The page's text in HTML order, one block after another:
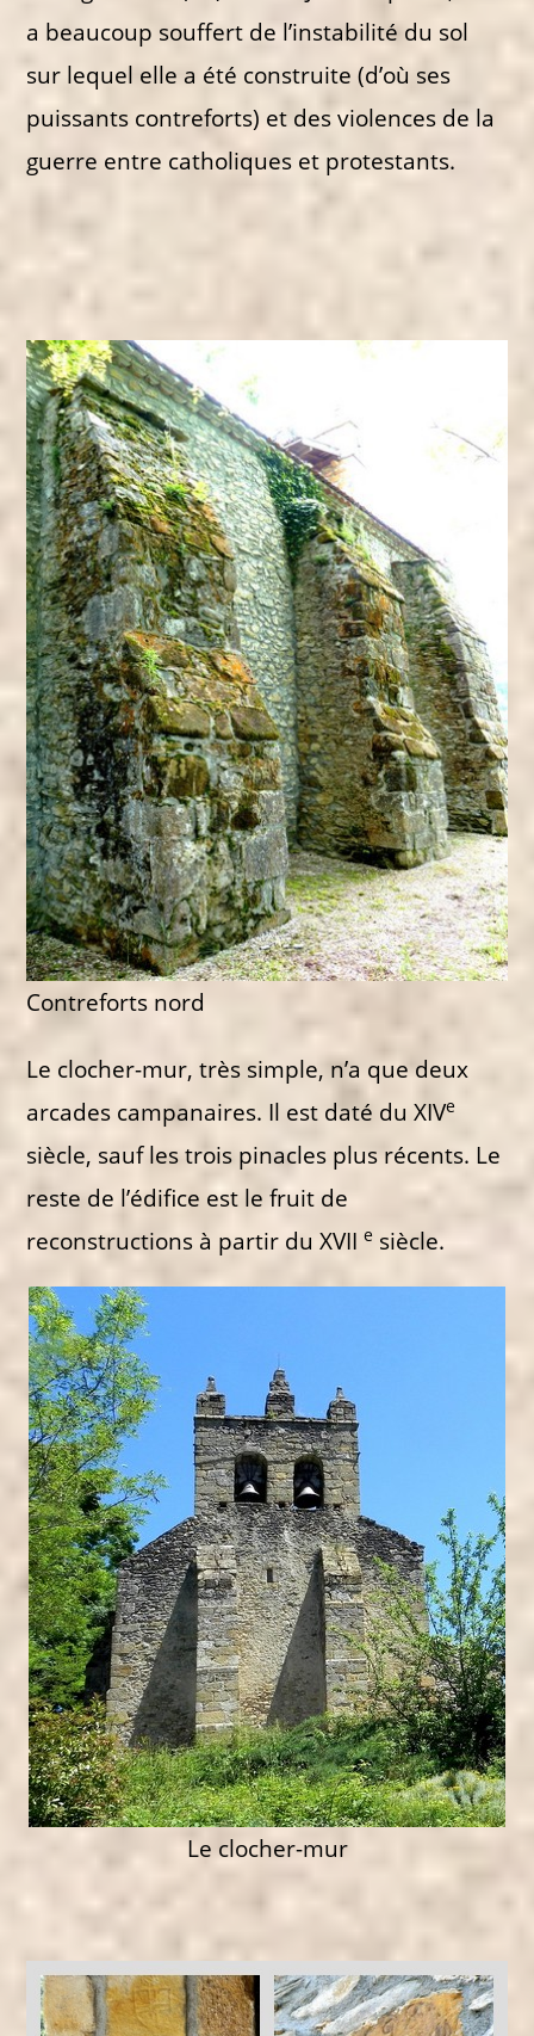
a beaucoup souffert de l’instabilité du sol
sur lequel elle a été construite (d’où ses
puissants contreforts) et des violences de la
guerre entre catholiques et protestants.
Contreforts nord
Le clocher-mur, très simple, n’a que deux
arcades campanaires. Il est daté du XIVe
siècle, sauf les trois pinacles plus récents. Le
reste de l’édifice est le fruit de
reconstructions à partir du XVIIe siècle.
Le clocher-mur